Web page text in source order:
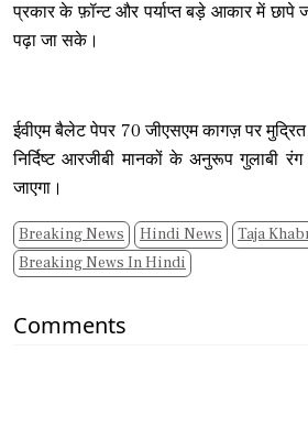
प्रकार के फ़ॉन्ट और पर्याप्त बड़े आकार में छापे
पढ़ा जा सके।
ईवीएम बैलेट पेपर 70 जीएसएम कागज़ पर मुद्रित
निर्दिष्ट आरजीबी मानकों के अनुरूप गुलाबी
जाएगा।
Breaking News Hindi News
Taja
Breaking News In Hindi
Comments